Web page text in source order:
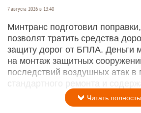
7 августа 2026 в 13:40
Минтранс подготовил
позволят тратить средства
защиту дорог от БПЛА. Деньги
на монтаж защитных
последствий воздушных атак в
стандартного ремонта и
Читать